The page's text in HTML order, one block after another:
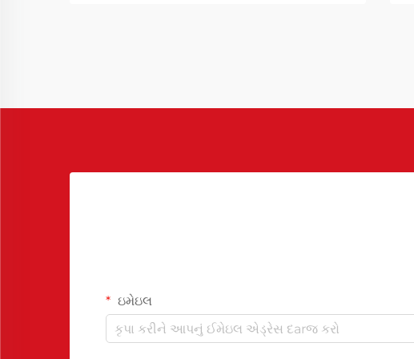
ઇમેઇલ